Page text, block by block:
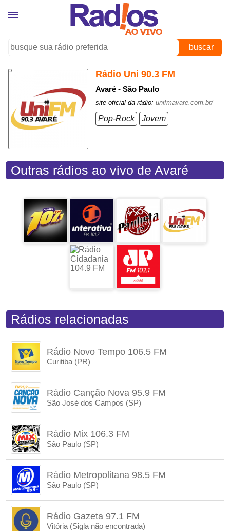
buscar
Rádio Uni 90.3 FM
Avaré - São Paulo
site oficial da rádio:unifmavare.com.br/
Pop-Rock Jovem
Outras rádios ao vivo de Avaré
Rádios relacionadas
Rádio Novo Tempo 106.5 FM
Curitiba (PR)
Rádio Canção Nova 95.9 FM
São José dos Campos (SP)
Rádio Mix 106.3 FM
São Paulo (SP)
Rádio Metropolitana 98.5 FM
São Paulo (SP)
Rádio Gazeta 97.1 FM
Vitória (Sigla não encontrada)